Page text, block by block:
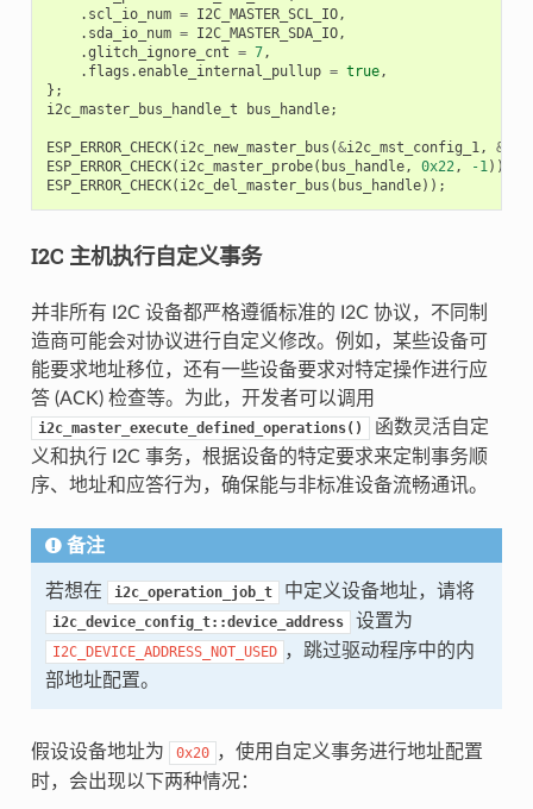
. scl_io_num = I2C_MASTER_SCL_IO,
. sda_io_num = I2C_MASTER_SDA_IO,
.glitch_ignore_cnt = 7,
. flags .enable_internal_pullup = true,
};
i2c_master_bus_handle_t
bus_handle;
ESP_ERROR_CHECK( i2c_new_master_bus (&i2c_mst_config_1, &
ESP_ERROR_CHECK( i2c_master_probe( bus_handle, 0x22, -1));
ESP_ERROR_CHECK( i2c_del_master_bus ( bus_handle));
I2C 主机执行自定义事务
并非所有 I2C 设备都严格遵循标准的 I2C 协议，不同制
造商可能会对协议进行自定义修改。例如，某些设备可
能要求地址移位，还有一些设备要求对特定操作进行应
答 (ACK) 检查等。为此，开发者可以调用
i2c_master_execute_defined_operations()
函数灵活自定
义和执行 I2C 事务，根据设备的特定要求来定制事务顺
序、地址和应答行为，确保能与非标准设备流畅通讯。
备注
若想在 i2c_operation_job_t 中定义设备地址，请将
i2c_device_config_t::device_address 设置为
I2C_DEVICE_ADDRESS_NOT_USED ，跳过驱动程序中的内
部地址配置。
假设设备地址为 0x20 ，使用自定义事务进行地址配置
时，会出现以下两种情况：